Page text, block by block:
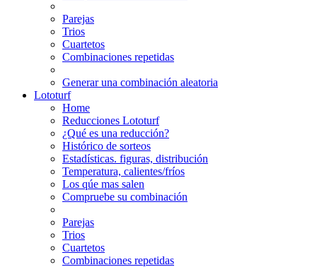
Parejas
Trios
Cuartetos
Combinaciones repetidas
Generar una combinación aleatoria
Lototurf
Home
Reducciones Lototurf
¿Qué es una reducción?
Histórico de sorteos
Estadísticas. figuras, distribución
Temperatura, calientes/fríos
Los qúe mas salen
Compruebe su combinación
Parejas
Trios
Cuartetos
Combinaciones repetidas